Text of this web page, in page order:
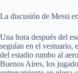
La discusión de Messi
Una hora después del
seguían en el vestuario,
del estadio rumbo al
Buenos Aires, los